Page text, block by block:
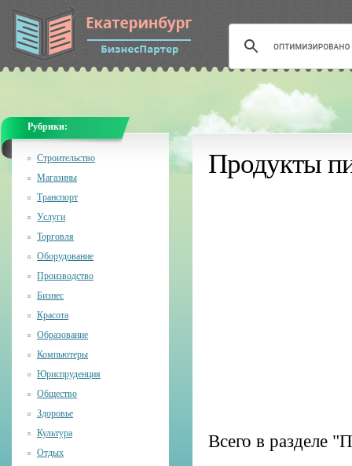
Продукты
Всего в разделе
Рубрики:
Строительство
Магазины
Транспорт
Услуги
Торговля
Оборудование
Производство
Бизнес
Красота
Образование
Компьютеры
Юриспруденция
Общество
Здоровье
Культура
Отдых